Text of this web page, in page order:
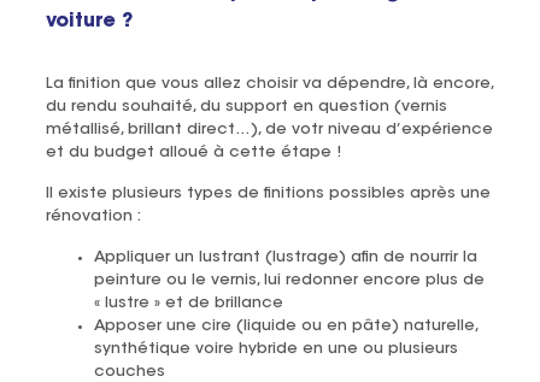
voiture ?
La finition que vous allez choisir va dépendre, là encore,
du rendu souhaité, du support en question (vernis
métallisé, brillant direct…), de votr niveau d’expérience
et du budget alloué à cette étape !
Il existe plusieurs types de finitions possibles après une
rénovation :
Appliquer un lustrant (lustrage) afin de nourrir la
peinture ou le vernis, lui redonner encore plus de
« lustre » et de brillance
Apposer une cire (liquide ou en pâte) naturelle,
synthétique voire hybride en une ou plusieurs
couches